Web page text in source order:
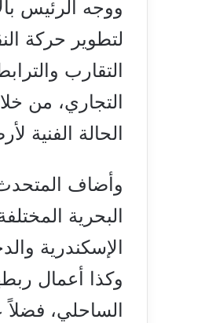
ووجه الرئيس
لتطوير حركة
التقارب
التجاري، من
الحالة الفنية
وأضاف
البحرية
الإسكندرية
وكذا أعمال
الساحلي، فضلاً